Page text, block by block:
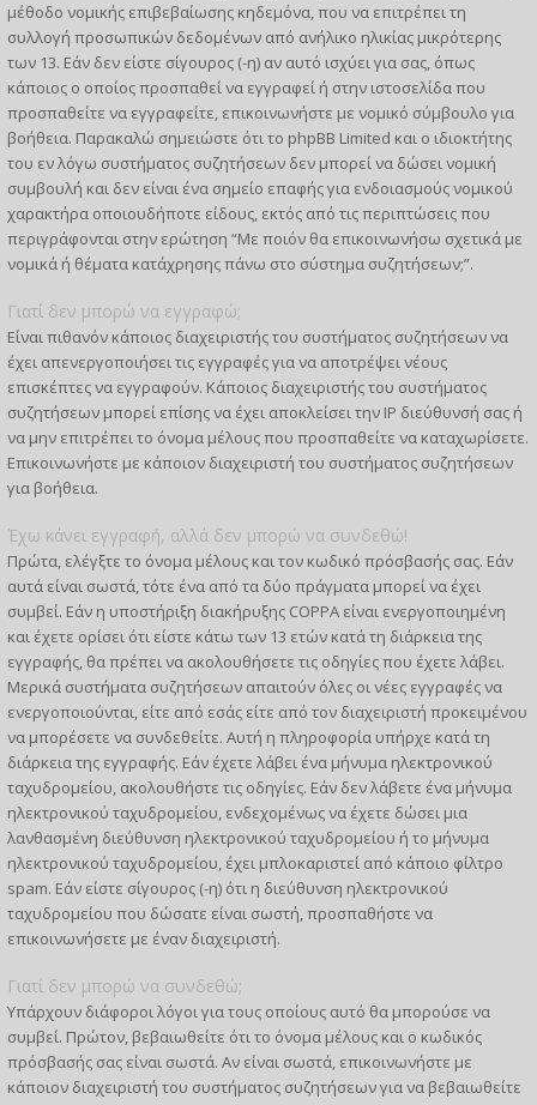
μέθοδο νομικής επιβεβαίωσης κηδεμόνα, που να επιτρέπει τη
συλλογή προσωπικών δεδομένων από ανήλικο ηλικίας μικρότερης
των 13. Εάν δεν είστε σίγουρος (-η) αν αυτό ισχύει για σας, όπως
κάποιος ο οποίος προσπαθεί να εγγραφεί ή στην ιστοσελίδα που
προσπαθείτε να εγγραφείτε, επικοινωνήστε με νομικό σύμβουλο για
βοήθεια. Παρακαλώ σημειώστε ότι το phpBB Limited και ο ιδιοκτήτης
του εν λόγω συστήματος συζητήσεων δεν μπορεί να δώσει νομική
συμβουλή και δεν είναι ένα σημείο επαφής για ενδοιασμούς νομικού
χαρακτήρα οποιουδήποτε είδους, εκτός από τις περιπτώσεις που
περιγράφονται στην ερώτηση “Με ποιόν θα επικοινωνήσω σχετικά με
νομικά ή θέματα κατάχρησης πάνω στο σύστημα συζητήσεων;”.
Γιατί δεν μπορώ να εγγραφώ;
Είναι πιθανόν κάποιος διαχειριστής του συστήματος συζητήσεων να
έχει απενεργοποιήσει τις εγγραφές για να αποτρέψει νέους
επισκέπτες να εγγραφούν. Κάποιος διαχειριστής του συστήματος
συζητήσεων μπορεί επίσης να έχει αποκλείσει την IP διεύθυνσή σας ή
να μην επιτρέπει το όνομα μέλους που προσπαθείτε να καταχωρίσετε.
Επικοινωνήστε με κάποιον διαχειριστή του συστήματος συζητήσεων
για βοήθεια.
Έχω κάνει εγγραφή, αλλά δεν μπορώ να συνδεθώ!
Πρώτα, ελέγξτε το όνομα μέλους και τον κωδικό πρόσβασής σας. Εάν
αυτά είναι σωστά, τότε ένα από τα δύο πράγματα μπορεί να έχει
συμβεί. Εάν η υποστήριξη διακήρυξης COPPA είναι ενεργοποιημένη
και έχετε ορίσει ότι είστε κάτω των 13 ετών κατά τη διάρκεια της
εγγραφής, θα πρέπει να ακολουθήσετε τις οδηγίες που έχετε λάβει.
Μερικά συστήματα συζητήσεων απαιτούν όλες οι νέες εγγραφές να
ενεργοποιούνται, είτε από εσάς είτε από τον διαχειριστή προκειμένου
να μπορέσετε να συνδεθείτε. Αυτή η πληροφορία υπήρχε κατά τη
διάρκεια της εγγραφής. Εάν έχετε λάβει ένα μήνυμα ηλεκτρονικού
ταχυδρομείου, ακολουθήστε τις οδηγίες. Εάν δεν λάβετε ένα μήνυμα
ηλεκτρονικού ταχυδρομείου, ενδεχομένως να έχετε δώσει μια
λανθασμένη διεύθυνση ηλεκτρονικού ταχυδρομείου ή το μήνυμα
ηλεκτρονικού ταχυδρομείου, έχει μπλοκαριστεί από κάποιο φίλτρο
spam. Εάν είστε σίγουρος (-η) ότι η διεύθυνση ηλεκτρονικού
ταχυδρομείου που δώσατε είναι σωστή, προσπαθήστε να
επικοινωνήσετε με έναν διαχειριστή.
Γιατί δεν μπορώ να συνδεθώ;
Υπάρχουν διάφοροι λόγοι για τους οποίους αυτό θα μπορούσε να
συμβεί. Πρώτον, βεβαιωθείτε ότι το όνομα μέλους και ο κωδικός
πρόσβασής σας είναι σωστά. Αν είναι σωστά, επικοινωνήστε με
κάποιον διαχειριστή του συστήματος συζητήσεων για να βεβαιωθείτε